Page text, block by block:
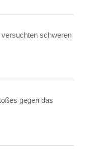
schweren
gegen das